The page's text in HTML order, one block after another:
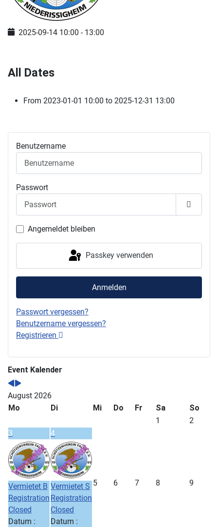
2025-09-14 10:00 - 13:00
All Dates
From 2023-01-01 10:00 to 2025-12-31 13:00
Benutzername
Passwort
Angemeldet bleiben
Passkey verwenden
Anmelden
Passwort vergessen?
Benutzername vergessen?
Registrieren
Event Kalender
August 2026
Mo
Di Mi Do Fr Sa
So
1
2
3
Vermietet B
Registration
Closed
Datum :
4
Vermietet S
Registration
Closed
Datum :
5 6 7 8 9